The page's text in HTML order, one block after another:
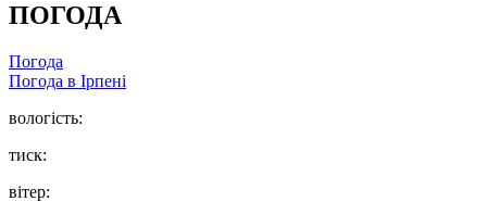
ПОГОДА
Погода
Погода в Ірпені
вологість:
тиск:
вітер: